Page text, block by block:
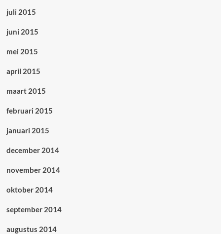
juli 2015
juni 2015
mei 2015
april 2015
maart 2015
februari 2015
januari 2015
december 2014
november 2014
oktober 2014
september 2014
augustus 2014